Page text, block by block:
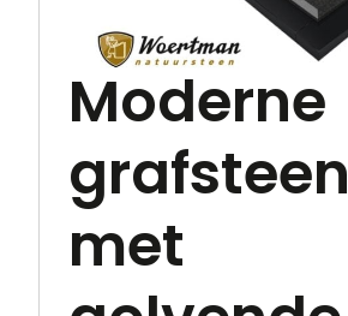
Moderne
grafsteen
met